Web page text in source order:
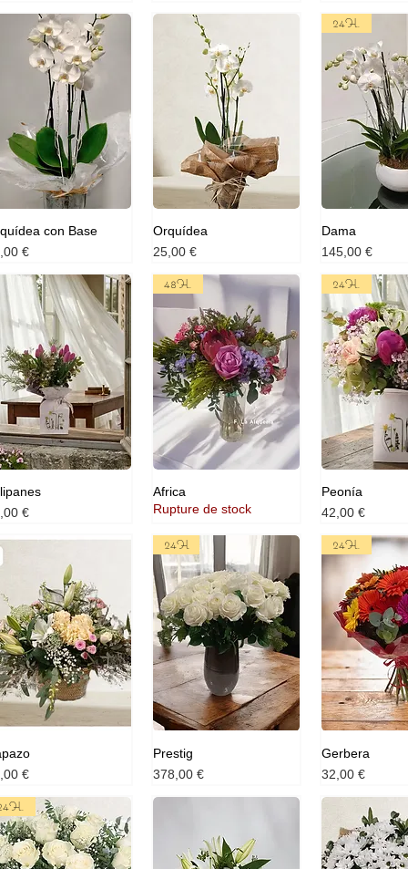
con Base
€
Orquídea
Prix
25,00 €
24H.
Dama
Prix
145,00 €
€
48H.
Africa
Rupture de stock
24H.
Peonía
Prix
42,00 €
€
24H
Prestig
Prix
378,00 €
24H.
Gerbera
Prix
32,00 €